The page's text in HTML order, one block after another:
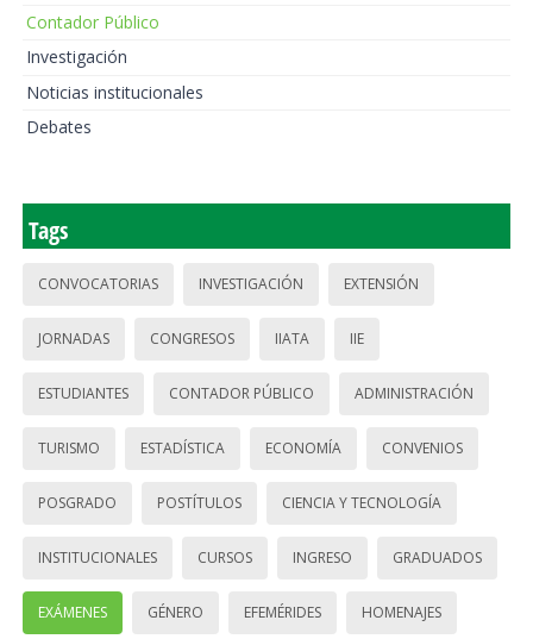
Contador Público
Investigación
Noticias institucionales
Debates
Tags
CONVOCATORIAS INVESTIGACIÓN EXTENSIÓN
JORNADAS CONGRESOS IIATA IIE
ESTUDIANTES CONTADOR PÚBLICO ADMINISTRACIÓN
TURISMO ESTADÍSTICA ECONOMÍA CONVENIOS
POSGRADO POSTÍTULOS CIENCIA Y TECNOLOGÍA
INSTITUCIONALES CURSOS INGRESO GRADUADOS
EXÁMENES GÉNERO EFEMÉRIDES HOMENAJES